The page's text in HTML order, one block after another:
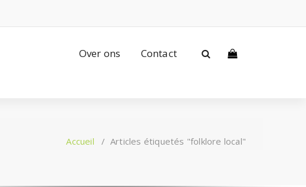
Over ons Contact
Accueil / Articles étiquetés "folklore local"